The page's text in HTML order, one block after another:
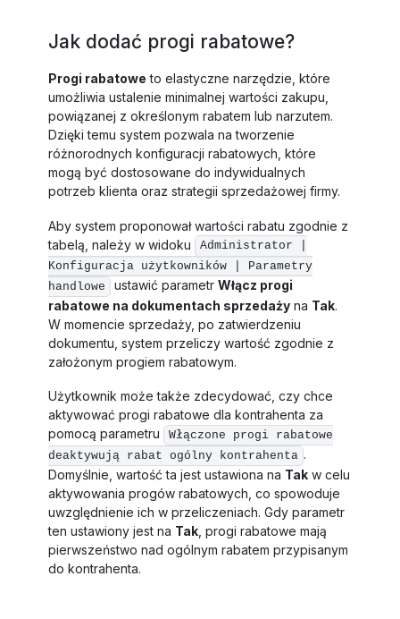
Jak dodać progi rabatowe?
Progi rabatowe to elastyczne narzędzie, które
umożliwia ustalenie minimalnej wartości zakupu,
powiązanej z określonym rabatem lub narzutem.
Dzięki temu system pozwala na tworzenie
różnorodnych konfiguracji rabatowych, które
mogą być dostosowane do indywidualnych
potrzeb klienta oraz strategii sprzedażowej firmy.
Aby system proponował wartości rabatu zgodnie z
tabelą, należy w widoku
Administrator |
Konfiguracja użytkowników | Parametry
handlowe
ustawić parametr Włącz progi
rabatowe na dokumentach sprzedaży na Tak.
W momencie sprzedaży, po zatwierdzeniu
dokumentu, system przeliczy wartość zgodnie z
założonym progiem rabatowym.
Użytkownik może także zdecydować, czy chce
aktywować progi rabatowe dla kontrahenta za
pomocą parametru
Włączone progi rabatowe
deaktywują rabat ogólny kontrahenta .
Domyślnie, wartość ta jest ustawiona na Tak w celu
aktywowania progów rabatowych, co spowoduje
uwzględnienie ich w przeliczeniach. Gdy parametr
ten ustawiony jest na Tak , progi rabatowe mają
pierwszeństwo nad ogólnym rabatem przypisanym
do kontrahenta.